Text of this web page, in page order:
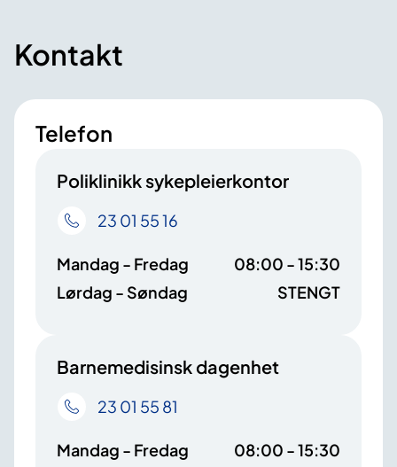
Kontakt
Telefon
Poliklinikk sykepleierkontor
23 01 55 16
Mandag - Fredag
08:00 - 15:30
Lørdag - Søndag
STENGT
Barnemedisinsk dagenhet
23 01 55 81
Mandag - Fredag
08:00 - 15:30